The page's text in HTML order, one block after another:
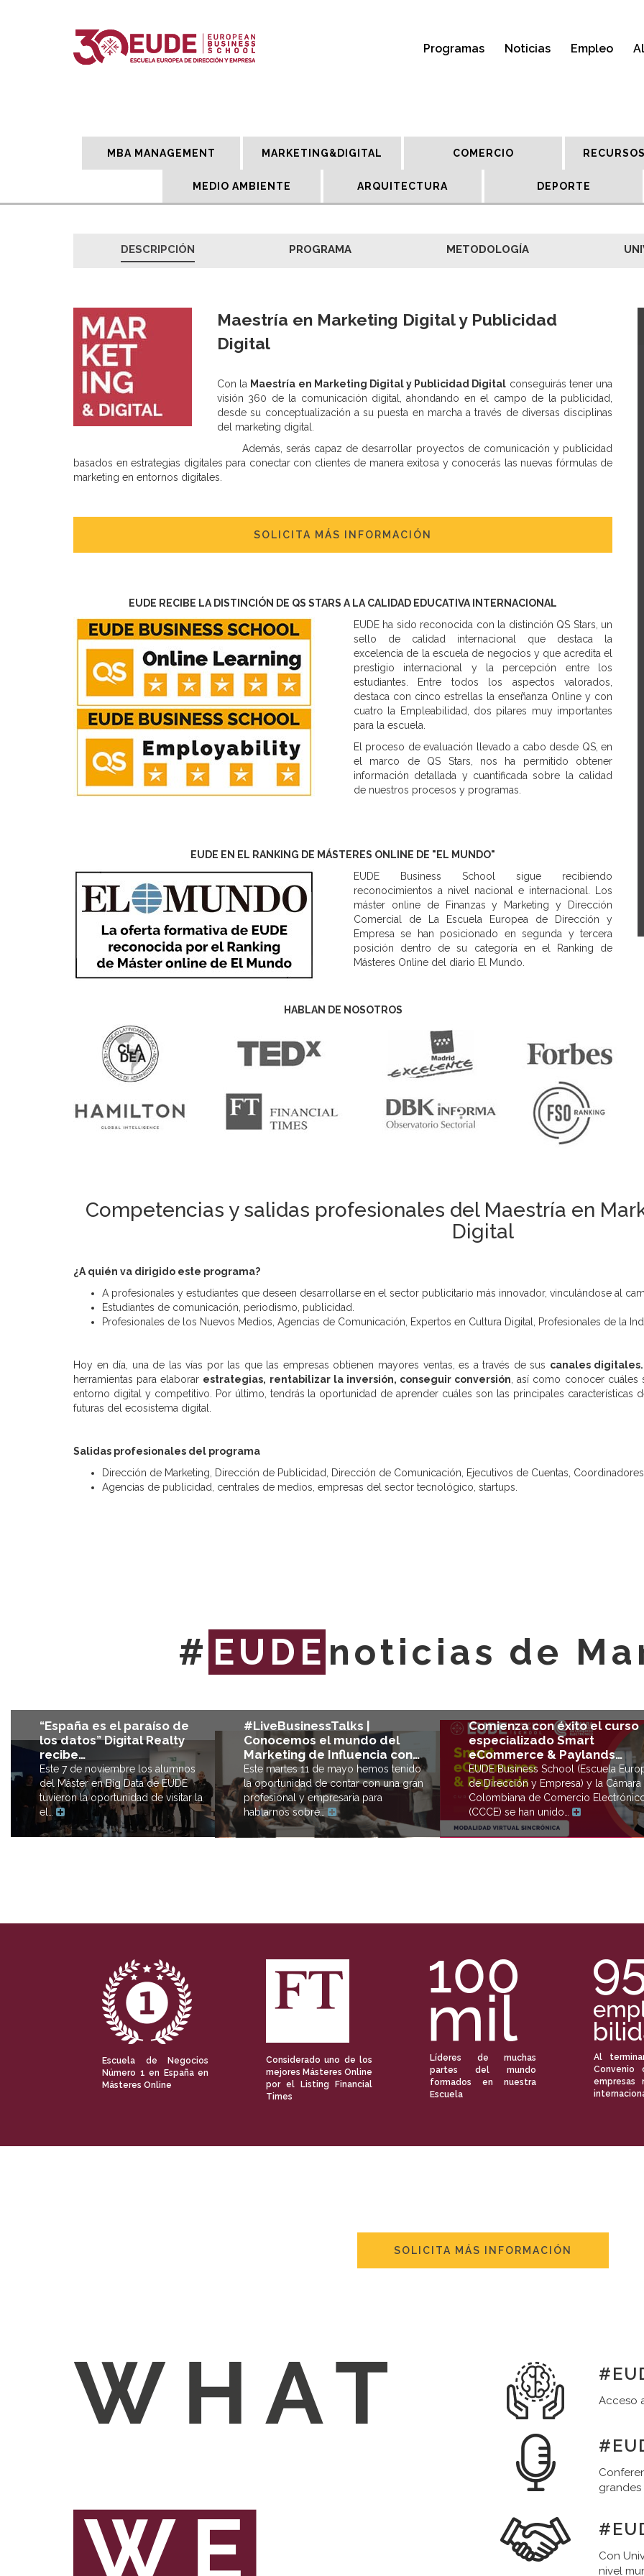
Programas Noticias Empleo
MBA MANAGEMENT MARKETING&DIGITAL COMERCIO
MEDIO AMBIENTE ARQUITECTURA DEPORTE
DESCRIPCIÓN PROGRAMA METODOLOGÍA
Maestría en Marketing Digital y Publicidad
Digital
Con la Maestría en Marketing Digital y Publicidad Digital conseguirás tener una
visión 360 de la comunicación digital, ahondando en el campo de la publicidad,
desde su conceptualización a su puesta en marcha a través de diversas disciplinas
del marketing digital.
Además, serás capaz de desarrollar proyectos de comunicación y publicidad
basados en estrategias digitales para conectar con clientes de manera exitosa y conocerás las nuevas fórmulas de
marketing en entornos digitales.
SOLICITA MÁS INFORMACIÓN
EUDE RECIBE LA DISTINCIÓN DE QS STARS A LA CALIDAD EDUCATIVA INTERNACIONAL
EUDE ha sido reconocida con la distinción QS Stars, un
sello de calidad internacional que destaca la
excelencia de la escuela de negocios y que acredita el
prestigio internacional y la percepción entre los
estudiantes. Entre todos los aspectos valorados,
destaca con cinco estrellas la enseñanza Online y con
cuatro la Empleabilidad, dos pilares muy importantes
para la escuela.
El proceso de evaluación llevado a cabo desde QS, en
el marco de QS Stars, nos ha permitido obtener
información detallada y cuantificada sobre la calidad
de nuestros procesos y programas.
EUDE EN EL RANKING DE MÁSTERES ONLINE DE "EL MUNDO"
EUDE Business School sigue recibiendo
reconocimientos a nivel nacional e internacional. Los
máster online de Finanzas y Marketing y Dirección
Comercial de La Escuela Europea de Dirección y
Empresa se han posicionado en segunda y tercera
posición dentro de su categoría en el Ranking de
Másteres Online del diario El Mundo.
HABLAN DE NOSOTROS
Competencias y salidas profesionales del Maestría en
Digital
¿A quién va dirigido este programa?
A profesionales y estudiantes que deseen desarrollarse en el sector publicitario más innovador, vinculándose al
Estudiantes de comunicación, periodismo, publicidad.
Profesionales de los Nuevos Medios, Agencias de Comunicación, Expertos en Cultura Digital, Profesionales de la
Hoy en día, una de las vías por las que las empresas obtienen mayores ventas, es a través de sus canales digitales.
herramientas para elaborar estrategias, rentabilizar la inversión, conseguir conversión , así como conocer cuáles
entorno digital y competitivo. Por último, tendrás la oportunidad de aprender cuáles son las principales características
futuras del ecosistema digital.
Salidas profesionales del programa
Dirección de Marketing, Dirección de Publicidad, Dirección de Comunicación, Ejecutivos de Cuentas, Coordinadores
Agencias de publicidad, centrales de medios, empresas del sector tecnológico, startups.
# EUDE noticias de
“España es el paraíso de
los datos” Digital Realty
recibe…
Este 7 de noviembre los alumnos
del Máster en Big Data de EUDE
tuvieron la oportunidad de visitar la
el…
#LiveBusinessTalks |
Conocemos el mundo del
Marketing de Influencia con…
Este martes 11 de mayo hemos tenido
la oportunidad de contar con una gran
profesional y empresaria para
hablarnos sobre…
Comienza con éxito el curso
especializado Smart
eCommerce & Paylands…
EUDE Business School (Escuela
de Dirección y Empresa) y la Cámara
Colombiana de Comercio
(CCCE) se han unido…
Escuela de Negocios
Número 1 en España en
Másteres Online
Considerado uno de los
mejores Másteres Online
por el Listing Financial
Times
Líderes de muchas
partes del mundo
formados en nuestra
Escuela
Al
Convenio
empresas
SOLICITA MÁS INFORMACIÓN
Acceso
grandes
Con
nivel